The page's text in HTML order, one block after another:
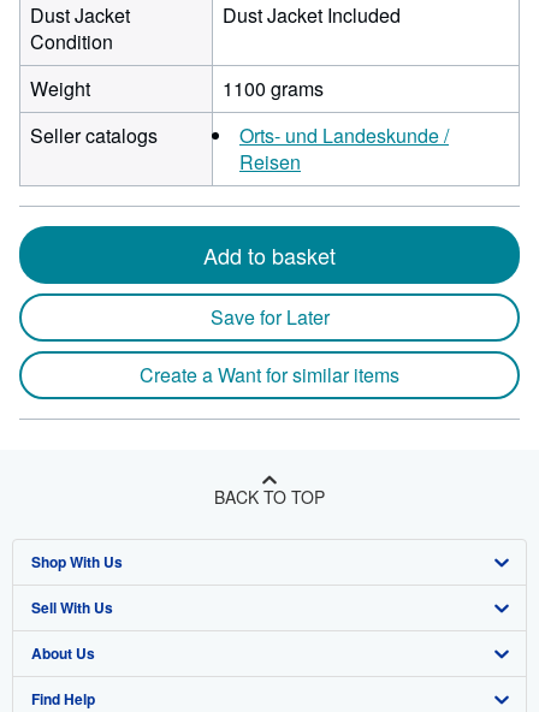
Dust Jacket
Condition
Dust Jacket Included
Weight
1100 grams
Seller catalogs
Orts- und Landeskunde /
Reisen
Add to basket
Save for Later
Create a Want for similar items
BACK TO TOP
Shop With Us
Advanced Search
Browse Collections
My Account
Sell With Us
Start Selling
Join Our Affiliate Program
About Us
About AbeBooks
Find Help